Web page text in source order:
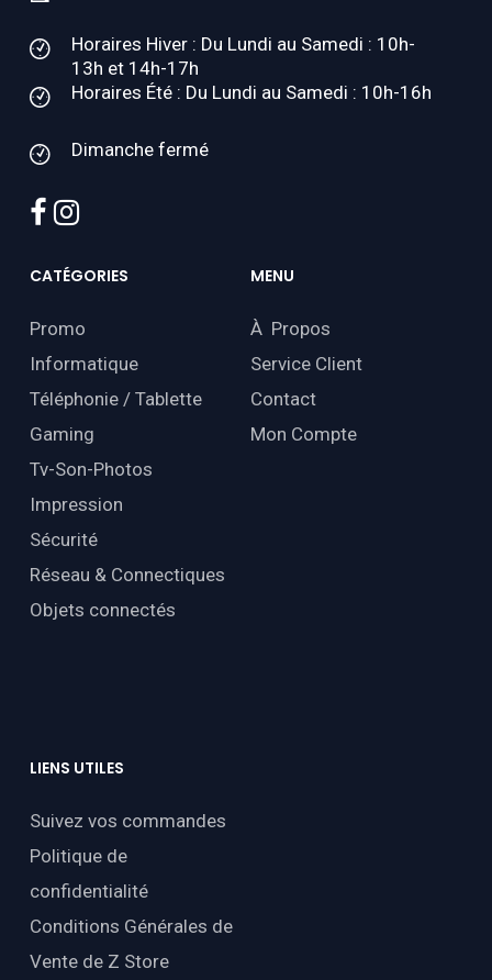
Horaires Hiver : Du Lundi au Samedi : 10h-
13h et 14h-17h
Horaires Été : Du Lundi au Samedi : 10h-16h
Dimanche fermé
facebook
instagram
CATÉGORIES
Promo
Informatique
Téléphonie / Tablette
Gaming
Tv-Son-Photos
Impression
Sécurité
Réseau & Connectiques
Objets connectés
MENU
À Propos
Service Client
Contact
Mon Compte
LIENS UTILES
Suivez vos commandes
Politique de
confidentialité
Conditions Générales de
Vente de Z Store